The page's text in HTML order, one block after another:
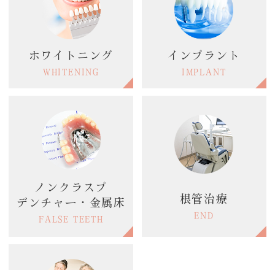
ホワイトニング
WHITENING
インプラント
IMPLANT
ノンクラスプ
デンチャー・金属床
FALSE TEETH
根管治療
END